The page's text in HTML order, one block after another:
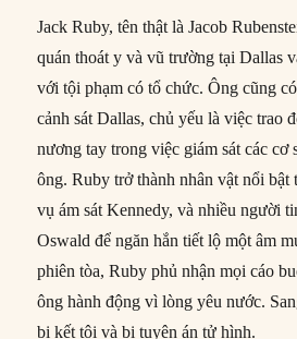
Jack Ruby, tên thật là Jacob
quán thoát y và vũ trường tại Dallas
với tội phạm có tổ chức. Ông cũng
cảnh sát Dallas, chủ yếu là việc trao
nương tay trong việc giám sát các cơ
ông. Ruby trở thành nhân vật nổi bật
vụ ám sát Kennedy, và nhiều người
Oswald để ngăn hắn tiết lộ một âm
phiên tòa, Ruby phủ nhận mọi cáo
ông hành động vì lòng yêu nước.
bị kết tội và bị tuyên án tử hình.